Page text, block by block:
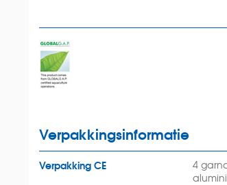
Verpakkingsinformatie
Verpakking CE
4